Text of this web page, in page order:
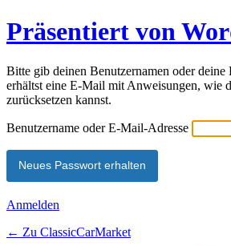
Präsentiert von
Bitte gib deinen Benutzernamen oder
erhältst eine E-Mail mit Anweisungen, wie
zurücksetzen kannst.
Benutzername oder E-Mail-Adresse
Anmelden
← Zu ClassicCarMarket